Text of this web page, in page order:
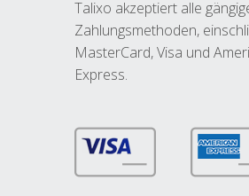
Talixo akzeptiert alle
Zahlungsmethoden,
MasterCard, Visa und
Express.